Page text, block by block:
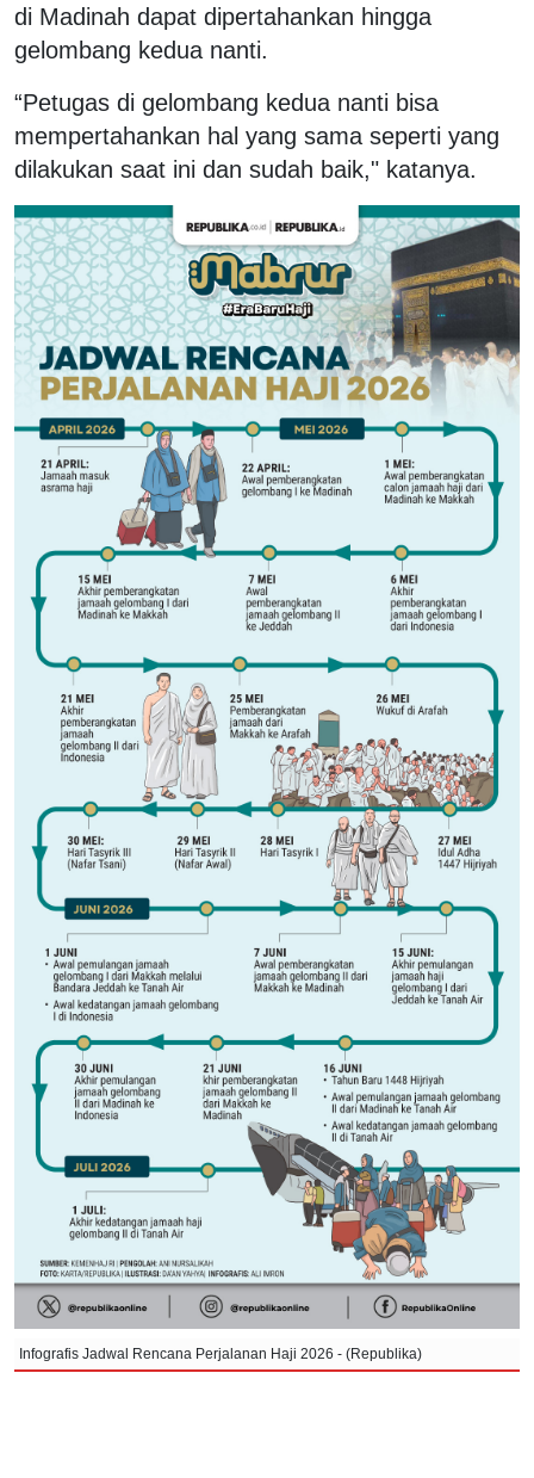
di Madinah dapat dipertahankan hingga
gelombang kedua nanti.
“Petugas di gelombang kedua nanti bisa
mempertahankan hal yang sama seperti yang
dilakukan saat ini dan sudah baik," katanya.
Infografis Jadwal Rencana Perjalanan Haji 2026 - (Republika)